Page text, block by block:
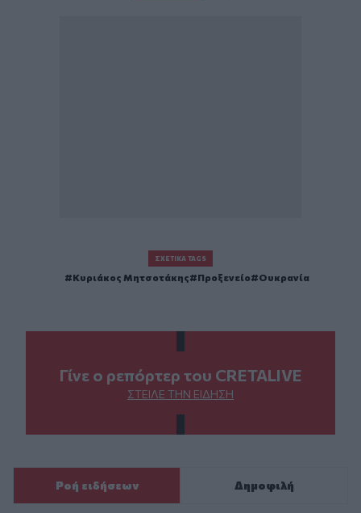
ΣΧΕΤΙΚΆ TAGS
Κυριάκος Μητσοτάκης Προξενείο Ουκρανία
Γίνε ο ρεπόρτερ του CRETALIVE
ΣΤΕΊΛΕ ΤΗΝ ΕΊΔΗΣΗ
Ροή ειδήσεων Δημοφιλή